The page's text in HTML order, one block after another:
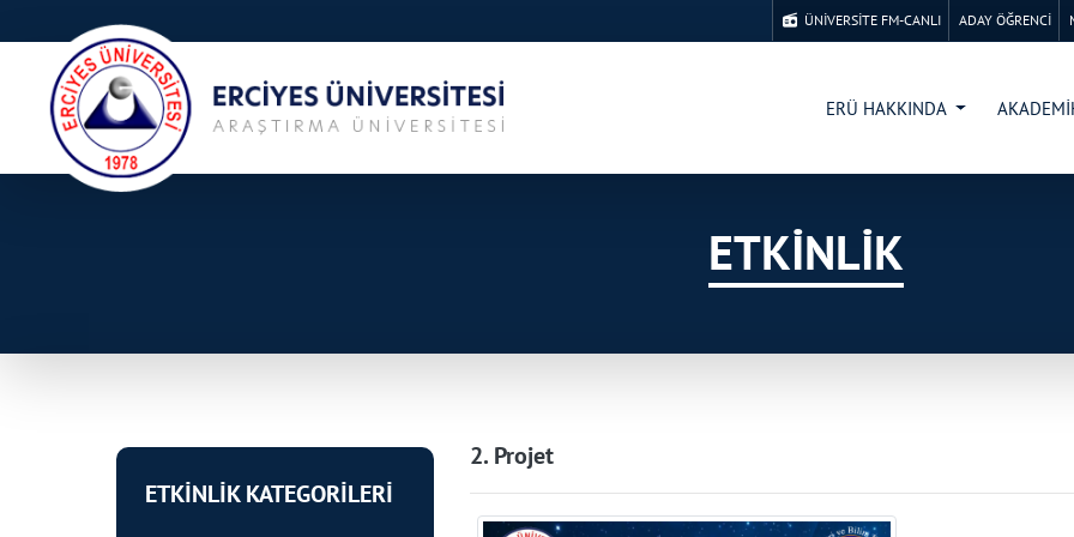
ÜNİVERSİTE FM-CANLI ADAY ÖĞRENCİ
ERÜ HAKKINDA
ETKİNLİK
ETKİNLİK KATEGORİLERİ
2. Projet